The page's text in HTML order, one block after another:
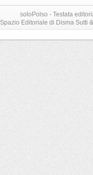
soloPolso - Testata
Spazio Editoriale di Disma Sutti